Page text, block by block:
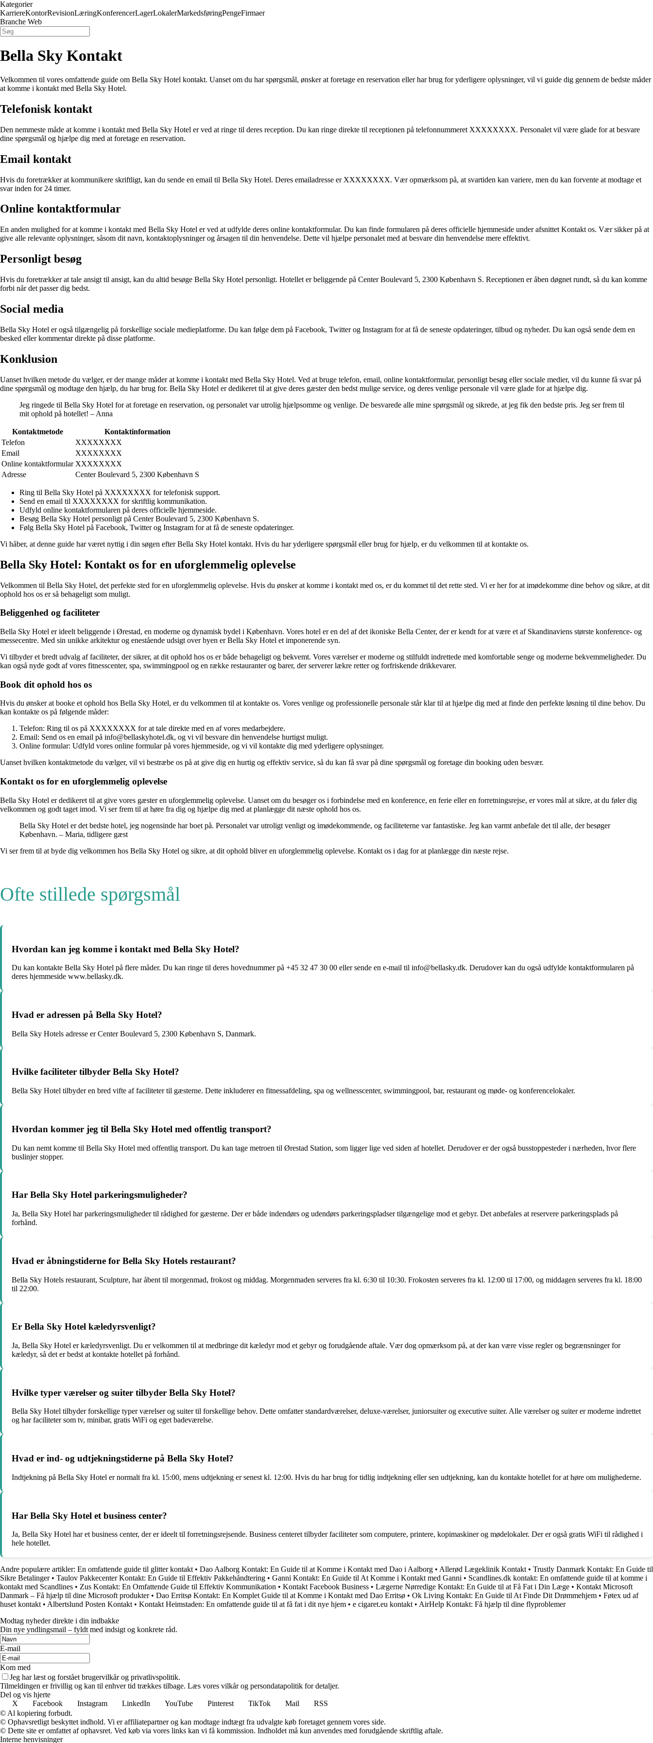
Kategorier
KarriereKontorRevisionLæringKonferencerLagerLokalerMarkedsføringPengeFirmaer
Branche Web
Bella Sky Kontakt
Velkommen til vores omfattende guide om Bella Sky Hotel kontakt. Uanset om du har spørgsmål, ønsker at foretage en reservation eller har brug for yderligere oplysninger, vil vi guide dig gennem de bedste måder
at komme i kontakt med Bella Sky Hotel.
Telefonisk kontakt
Den nemmeste måde at komme i kontakt med Bella Sky Hotel er ved at ringe til deres reception. Du kan ringe direkte til receptionen på telefonnummeret XXXXXXXX. Personalet vil være glade for at besvare
dine spørgsmål og hjælpe dig med at foretage en reservation.
Email kontakt
Hvis du foretrækker at kommunikere skriftligt, kan du sende en email til Bella Sky Hotel. Deres emailadresse er XXXXXXXX. Vær opmærksom på, at svartiden kan variere, men du kan forvente at modtage et
svar inden for 24 timer.
Online kontaktformular
En anden mulighed for at komme i kontakt med Bella Sky Hotel er ved at udfylde deres online kontaktformular. Du kan finde formularen på deres officielle hjemmeside under afsnittet Kontakt os. Vær sikker på at
give alle relevante oplysninger, såsom dit navn, kontaktoplysninger og årsagen til din henvendelse. Dette vil hjælpe personalet med at besvare din henvendelse mere effektivt.
Personligt besøg
Hvis du foretrækker at tale ansigt til ansigt, kan du altid besøge Bella Sky Hotel personligt. Hotellet er beliggende på Center Boulevard 5, 2300 København S. Receptionen er åben døgnet rundt, så du kan komme
forbi når det passer dig bedst.
Social media
Bella Sky Hotel er også tilgængelig på forskellige sociale medieplatforme. Du kan følge dem på Facebook, Twitter og Instagram for at få de seneste opdateringer, tilbud og nyheder. Du kan også sende dem en
besked eller kommentar direkte på disse platforme.
Konklusion
Uanset hvilken metode du vælger, er der mange måder at komme i kontakt med Bella Sky Hotel. Ved at bruge telefon, email, online kontaktformular, personligt besøg eller sociale medier, vil du kunne få svar på
dine spørgsmål og modtage den hjælp, du har brug for. Bella Sky Hotel er dedikeret til at give deres gæster den bedst mulige service, og deres venlige personale vil være glade for at hjælpe dig.
Jeg ringede til Bella Sky Hotel for at foretage en reservation, og personalet var utrolig hjælpsomme og venlige. De besvarede alle mine spørgsmål og sikrede, at jeg fik den bedste pris. Jeg ser frem til
mit ophold på hotellet! – Anna
Kontaktmetode
Kontaktinformation
Telefon
XXXXXXXX
Email
XXXXXXXX
Online kontaktformular XXXXXXXX
Adresse
Center Boulevard 5, 2300 København S
Ring til Bella Sky Hotel på XXXXXXXX for telefonisk support.
Send en email til XXXXXXXX for skriftlig kommunikation.
Udfyld online kontaktformularen på deres officielle hjemmeside.
Besøg Bella Sky Hotel personligt på Center Boulevard 5, 2300 København S.
Følg Bella Sky Hotel på Facebook, Twitter og Instagram for at få de seneste opdateringer.
Vi håber, at denne guide har været nyttig i din søgen efter Bella Sky Hotel kontakt. Hvis du har yderligere spørgsmål eller brug for hjælp, er du velkommen til at kontakte os.
Bella Sky Hotel: Kontakt os for en uforglemmelig oplevelse
Velkommen til Bella Sky Hotel, det perfekte sted for en uforglemmelig oplevelse. Hvis du ønsker at komme i kontakt med os, er du kommet til det rette sted. Vi er her for at imødekomme dine behov og sikre, at dit
ophold hos os er så behageligt som muligt.
Beliggenhed og faciliteter
Bella Sky Hotel er ideelt beliggende i Ørestad, en moderne og dynamisk bydel i København. Vores hotel er en del af det ikoniske Bella Center, der er kendt for at være et af Skandinaviens største konference- og
messecentre. Med sin unikke arkitektur og enestående udsigt over byen er Bella Sky Hotel et imponerende syn.
Vi tilbyder et bredt udvalg af faciliteter, der sikrer, at dit ophold hos os er både behageligt og bekvemt. Vores værelser er moderne og stilfuldt indrettede med komfortable senge og moderne bekvemmeligheder. Du
kan også nyde godt af vores fitnesscenter, spa, swimmingpool og en række restauranter og barer, der serverer lækre retter og forfriskende drikkevarer.
Book dit ophold hos os
Hvis du ønsker at booke et ophold hos Bella Sky Hotel, er du velkommen til at kontakte os. Vores venlige og professionelle personale står klar til at hjælpe dig med at finde den perfekte løsning til dine behov. Du
kan kontakte os på følgende måder:
Telefon: Ring til os på XXXXXXXX for at tale direkte med en af vores medarbejdere.
Email: Send os en email på info@bellaskyhotel.dk, og vi vil besvare din henvendelse hurtigst muligt.
Online formular: Udfyld vores online formular på vores hjemmeside, og vi vil kontakte dig med yderligere oplysninger.
Uanset hvilken kontaktmetode du vælger, vil vi bestræbe os på at give dig en hurtig og effektiv service, så du kan få svar på dine spørgsmål og foretage din booking uden besvær.
Kontakt os for en uforglemmelig oplevelse
Bella Sky Hotel er dedikeret til at give vores gæster en uforglemmelig oplevelse. Uanset om du besøger os i forbindelse med en konference, en ferie eller en forretningsrejse, er vores mål at sikre, at du føler dig
velkommen og godt taget imod. Vi ser frem til at høre fra dig og hjælpe dig med at planlægge dit næste ophold hos os.
Bella Sky Hotel er det bedste hotel, jeg nogensinde har boet på. Personalet var utroligt venligt og imødekommende, og faciliteterne var fantastiske. Jeg kan varmt anbefale det til alle, der besøger
København. – Maria, tidligere gæst
Vi ser frem til at byde dig velkommen hos Bella Sky Hotel og sikre, at dit ophold bliver en uforglemmelig oplevelse. Kontakt os i dag for at planlægge din næste rejse.
Ofte stillede spørgsmål
Hvordan kan jeg komme i kontakt med Bella Sky Hotel?
Du kan kontakte Bella Sky Hotel på flere måder. Du kan ringe til deres hovednummer på +45 32 47 30 00 eller sende en e-mail til info@bellasky.dk. Derudover kan du også udfylde kontaktformularen på
deres hjemmeside www.bellasky.dk.
Hvad er adressen på Bella Sky Hotel?
Bella Sky Hotels adresse er Center Boulevard 5, 2300 København S, Danmark.
Hvilke faciliteter tilbyder Bella Sky Hotel?
Bella Sky Hotel tilbyder en bred vifte af faciliteter til gæsterne. Dette inkluderer en fitnessafdeling, spa og wellnesscenter, swimmingpool, bar, restaurant og møde- og konferencelokaler.
Hvordan kommer jeg til Bella Sky Hotel med offentlig transport?
Du kan nemt komme til Bella Sky Hotel med offentlig transport. Du kan tage metroen til Ørestad Station, som ligger lige ved siden af hotellet. Derudover er der også busstoppesteder i nærheden, hvor flere
buslinjer stopper.
Har Bella Sky Hotel parkeringsmuligheder?
Ja, Bella Sky Hotel har parkeringsmuligheder til rådighed for gæsterne. Der er både indendørs og udendørs parkeringspladser tilgængelige mod et gebyr. Det anbefales at reservere parkeringsplads på
forhånd.
Hvad er åbningstiderne for Bella Sky Hotels restaurant?
Bella Sky Hotels restaurant, Sculpture, har åbent til morgenmad, frokost og middag. Morgenmaden serveres fra kl. 6:30 til 10:30. Frokosten serveres fra kl. 12:00 til 17:00, og middagen serveres fra kl. 18:00
til 22:00.
Er Bella Sky Hotel kæledyrsvenligt?
Ja, Bella Sky Hotel er kæledyrsvenligt. Du er velkommen til at medbringe dit kæledyr mod et gebyr og forudgående aftale. Vær dog opmærksom på, at der kan være visse regler og begrænsninger for
kæledyr, så det er bedst at kontakte hotellet på forhånd.
Hvilke typer værelser og suiter tilbyder Bella Sky Hotel?
Bella Sky Hotel tilbyder forskellige typer værelser og suiter til forskellige behov. Dette omfatter standardværelser, deluxe-værelser, juniorsuiter og executive suiter. Alle værelser og suiter er moderne indrettet
og har faciliteter som tv, minibar, gratis WiFi og eget badeværelse.
Hvad er ind- og udtjekningstiderne på Bella Sky Hotel?
Indtjekning på Bella Sky Hotel er normalt fra kl. 15:00, mens udtjekning er senest kl. 12:00. Hvis du har brug for tidlig indtjekning eller sen udtjekning, kan du kontakte hotellet for at høre om mulighederne.
Har Bella Sky Hotel et business center?
Ja, Bella Sky Hotel har et business center, der er ideelt til forretningsrejsende. Business centeret tilbyder faciliteter som computere, printere, kopimaskiner og mødelokaler. Der er også gratis WiFi til rådighed i
hele hotellet.
Andre populære artikler: En omfattende guide til glitter kontakt • Dao Aalborg Kontakt: En Guide til at Komme i Kontakt med Dao i Aalborg • Allerød Lægeklinik Kontakt • Trustly Danmark Kontakt: En Guide til
Sikre Betalinger• Taulov Pakkecenter Kontakt: En Guide til Effektiv Pakkehåndtering • Ganni Kontakt: En Guide til At Komme i Kontakt med Ganni • Scandlines.dk kontakt: En omfattende guide til at komme i
kontakt med Scandlines • Zus Kontakt: En Omfattende Guide til Effektiv Kommunikation • Kontakt Facebook Business • Lægerne Nørredige Kontakt: En Guide til at Få Fat i Din Læge • Kontakt Microsoft
Danmark – Få hjælp til dine Microsoft produkter• Dao Erritsø Kontakt: En Komplet Guide til at Komme i Kontakt med Dao Erritsø • Ok Living Kontakt: En Guide til At Finde Dit Drømmehjem • Føtex ud af
huset kontakt • Albertslund Posten Kontakt • Kontakt Heimstaden: En omfattende guide til at få fat i dit nye hjem • e cigaret.eu kontakt • AirHelp Kontakt: Få hjælp til dine flyproblemer
Modtag nyheder direkte i din indbakke
Din nye yndlingsmail – fyldt med indsigt og konkrete råd.
E-mail
Kom med
Jeg har læst og forstået brugervilkår og privatlivspolitik.
Tilmeldingen er frivillig og kan til enhver tid trækkes tilbage. Læs vores vilkår og persondatapolitik for detaljer.
Del og vis hjerte
X
Facebook Instagram LinkedIn YouTube Pinterest TikTok Mail
RSS
© Al kopiering forbudt.
© Ophavsretligt beskyttet indhold. Vi er affiliatepartner og kan modtage indtægt fra udvalgte køb foretaget gennem vores side.
© Dette site er omfattet af ophavsret. Ved køb via vores links kan vi få kommission. Indholdet må kun anvendes med forudgående skriftlig aftale.
Interne henvisninger